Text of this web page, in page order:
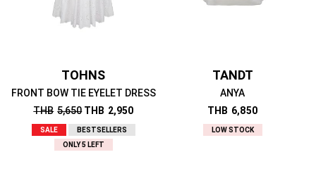
TOHNS
FRONT BOW TIE EYELET DRESS
THB 5,650 THB 2,950
SALE
BESTSELLERS
ONLY 5 LEFT
TANDT
ANYA
THB 6,850
LOW STOCK